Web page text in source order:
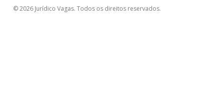
© 2026 Jurídico Vagas. Todos os direitos reservados.